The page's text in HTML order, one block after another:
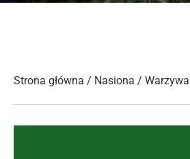
Strona główna / Nasiona / Warzywa